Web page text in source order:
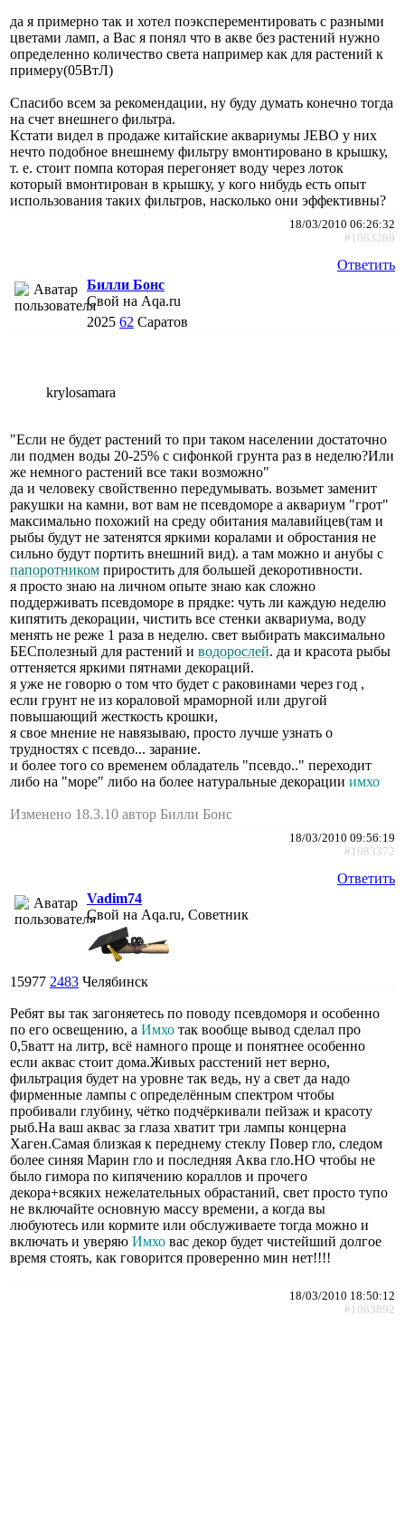
да я примерно так и хотел поэксперементировать с разными
цветами ламп, а Вас я понял что в акве без растений нужно
определенно количество света например как для растений к
примеру(05ВтЛ)
Спасибо всем за рекомендации, ну буду думать конечно тогда
на счет внешнего фильтра.
Кстати видел в продаже китайские аквариумы JEBO у них
нечто подобное внешнему фильтру вмонтировано в крышку,
т. е. стоит помпа которая перегоняет воду через лоток
который вмонтирован в крышку, у кого нибудь есть опыт
использования таких фильтров, насколько они эффективны?
18/03/2010 06:26:32
#1083289
Ответить
Билли Бонс
Свой на Aqa.ru
2025 62 Саратов
krylosamara
"Если не будет растений то при таком населении достаточно
ли подмен воды 20-25% с сифонкой грунта раз в неделю?Или
же немного растений все таки возможно"
да и человеку свойственно передумывать. возьмет заменит
ракушки на камни, вот вам не псевдоморе а аквариум "грот"
максимально похожий на среду обитания малавийцев(там и
рыбы будут не затенятся яркими коралами и обростания не
сильно будут портить внешний вид). а там можно и анубы с
папоротником приростить для большей декоротивности.
я просто знаю на личном опыте знаю как сложно
поддерживать псевдоморе в прядке: чуть ли каждую неделю
кипятить декорации, чистить все стенки аквариума, воду
менять не реже 1 раза в неделю. свет выбирать максимально
БЕСполезный для растений и водорослей. да и красота рыбы
оттеняется яркими пятнами декораций.
я уже не говорю о том что будет с раковинами через год ,
если грунт не из кораловой мраморной или другой
повышающий жесткость крошки,
я свое мнение не навязываю, просто лучше узнать о
трудностях с псевдо... зарание.
и более того со временем обладатель "псевдо.." переходит
либо на "море" либо на более натуральные декорации имхо
Изменено 18.3.10 автор Билли Бонс
18/03/2010 09:56:19
#1083372
Ответить
Vadim74
Свой на Aqa.ru, Советник
15977 2483 Челябинск
Ребят вы так загоняетесь по поводу псевдоморя и особенно
по его освещению, а Имхо так вообще вывод сделал про
0,5ватт на литр, всё намного проще и понятнее особенно
если аквас стоит дома.Живых расстений нет верно,
фильтрация будет на уровне так ведь, ну а свет да надо
фирменные лампы с определённым спектром чтобы
пробивали глубину, чётко подчёркивали пейзаж и красоту
рыб.На ваш аквас за глаза хватит три лампы концерна
Хаген.Самая близкая к переднему стеклу Повер гло, следом
более синяя Марин гло и последняя Аква гло.НО чтобы не
было гимора по кипячению кораллов и прочего
декора+всяких нежелательных обрастаний, свет просто тупо
не включайте основную массу времени, а когда вы
любуютесь или кормите или обслуживаете тогда можно и
включать и уверяю Имхо вас декор будет чистейший долгое
время стоять, как говорится проверенно мин нет!!!!
18/03/2010 18:50:12
#1083892